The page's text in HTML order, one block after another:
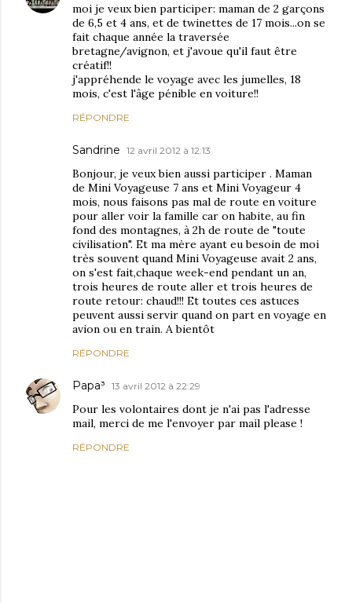
moi je veux bien participer: maman de 2 garçons
de 6,5 et 4 ans, et de twinettes de 17 mois...on se
fait chaque année la traversée
bretagne/avignon, et j'avoue qu'il faut être
créatif!!
j'appréhende le voyage avec les jumelles, 18
mois, c'est l'âge pénible en voiture!!
RÉPONDRE
Sandrine 12 avril 2012 à 12:13
Bonjour, je veux bien aussi participer . Maman
de Mini Voyageuse 7 ans et Mini Voyageur 4
mois, nous faisons pas mal de route en voiture
pour aller voir la famille car on habite, au fin
fond des montagnes, à 2h de route de "toute
civilisation". Et ma mère ayant eu besoin de moi
très souvent quand Mini Voyageuse avait 2 ans,
on s'est fait,chaque week-end pendant un an,
trois heures de route aller et trois heures de
route retour: chaud!!! Et toutes ces astuces
peuvent aussi servir quand on part en voyage en
avion ou en train. A bientôt
RÉPONDRE
Papa³ 13 avril 2012 à 22:29
Pour les volontaires dont je n'ai pas l'adresse
mail, merci de me l'envoyer par mail please !
RÉPONDRE